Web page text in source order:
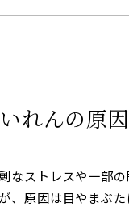
れんの原因
なストレスや一部
、原因は目やまぶ